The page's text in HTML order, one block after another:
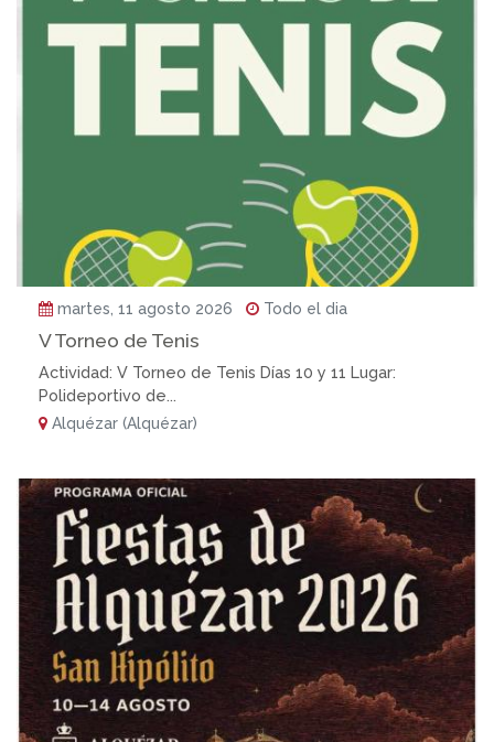
martes, 11 agosto 2026 Todo el dia
V Torneo de Tenis
Actividad: V Torneo de Tenis Días 10 y 11 Lugar:
Polideportivo de...
Alquézar (Alquézar)